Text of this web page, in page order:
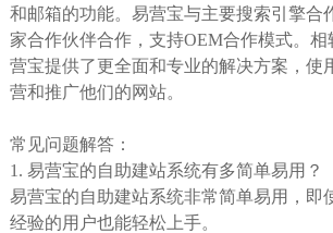
和邮箱的功能。易营宝与主要搜索引擎合
家合作伙伴合作，支持OEM合作模式。相
营宝提供了更全面和专业的解决方案，使
营和推广他们的网站。
常见问题解答：
1. 易营宝的自助建站系统有多简单易用？
易营宝的自助建站系统非常简单易用，即
经验的用户也能轻松上手。